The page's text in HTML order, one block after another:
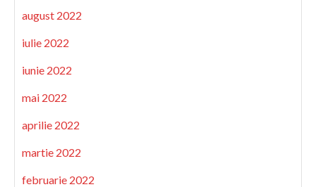
august 2022
iulie 2022
iunie 2022
mai 2022
aprilie 2022
martie 2022
februarie 2022